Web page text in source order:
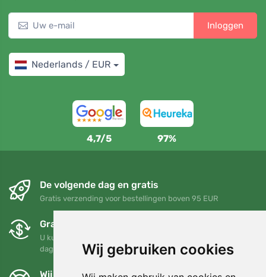
Wij gebruiken cookies
Inloggen
Nederlands / EUR
4,7/5 97%
De volgende dag en gratis
Gratis verzending voor bestellingen boven 95 EUR
Gratis ruilen en retourneren
U kunt uw bestelling op elk gewenst moment binnen 90
dagen retourneren of ruilen
Wij steunen Trees.org